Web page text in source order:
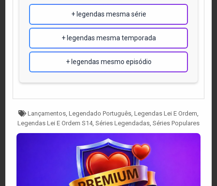
+ legendas mesma série
+ legendas mesma temporada
+ legendas mesmo episódio
Tagged
Lançamentos Legendado Português Legendas Lei E Ordem
Legendas Lei E Ordem S14, Séries Legendadas Séries Populares